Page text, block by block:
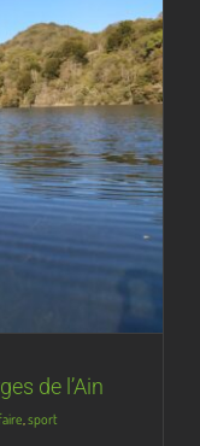
de l’Ain
sport